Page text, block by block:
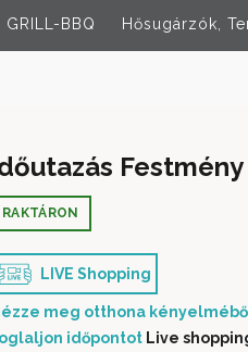
GRILL-BBQ Hősugárzók,
Festmény
RAKTÁRON
LIVE Shopping
meg otthona
időpontot Live